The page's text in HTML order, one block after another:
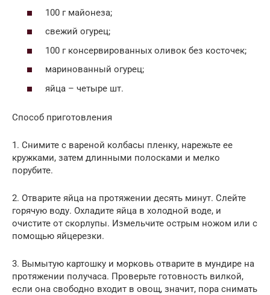
100 г майонеза;
свежий огурец;
100 г консервированных оливок без косточек;
маринованный огурец;
яйца – четыре шт.
Способ приготовления
1. Снимите с вареной колбасы пленку, нарежьте ее
кружками, затем длинными полосками и мелко
порубите.
2. Отварите яйца на протяжении десять минут. Слейте
горячую воду. Охладите яйца в холодной воде, и
очистите от скорлупы. Измельчите острым ножом или с
помощью яйцерезки.
3. Вымытую картошку и морковь отварите в мундире на
протяжении получаса. Проверьте готовность вилкой,
если она свободно входит в овощ, значит, пора снимать